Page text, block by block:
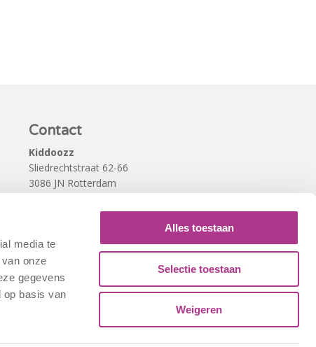
media te
onze
gegevens
op basis van
Alles toestaan
Selectie toestaan
Weigeren
Contact
Kiddoozz
Sliedrechtstraat 62-66
3086 JN Rotterdam